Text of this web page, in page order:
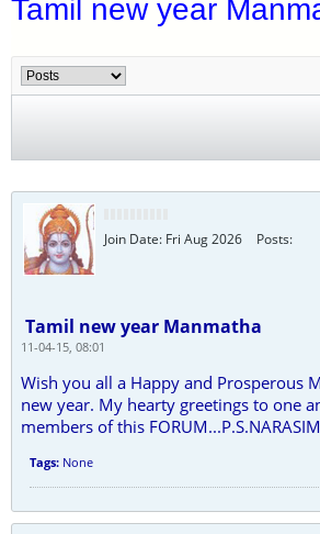
Tamil new year
Join Date: Fri Aug 2026 Posts:
Tamil new year Manmatha
11-04-15, 08:01
Wish you all a Happy and Prosperous
new year. My hearty greetings to one
members of this
Tags: None